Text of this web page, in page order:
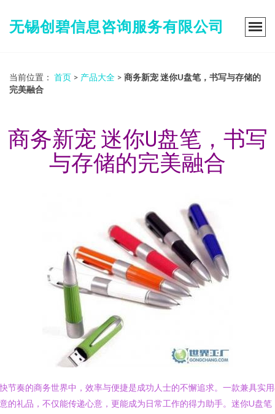
无锡创碧信息咨询服务有限公司
当前位置： 首页 > 产品大全 > 商务新宠 迷你U盘笔，书写与存储的
完美融合
商务新宠 迷你U盘笔，书写
与存储的完美融合
节奏的商务世界中，效率与便捷是成功人士的不懈追求。一款兼具实
的礼品，不仅能传递心意，更能成为日常工作的得力助手。迷你U盘笔